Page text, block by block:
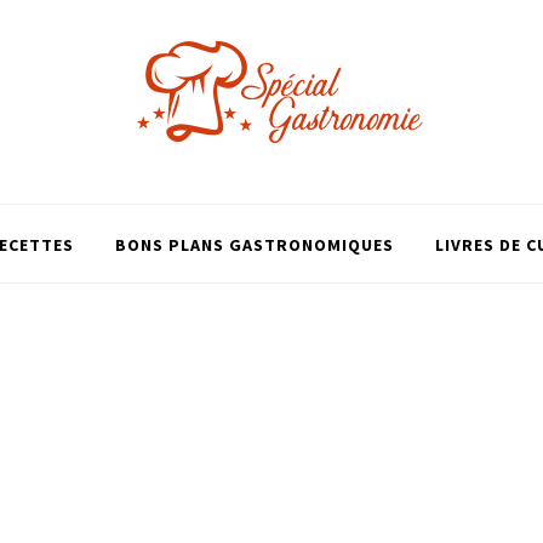
BONS PLANS GASTRONOMIQUES LIVRES DE